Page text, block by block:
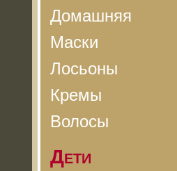
Домашняя
Маски
Лосьоны
Кремы
Волосы
Дети